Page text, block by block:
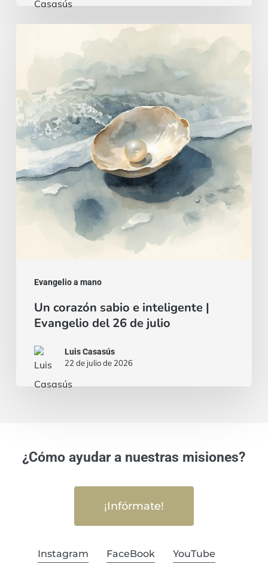
Evangelio a mano
inteligente
|
Evangelio
del
26
Un corazón sabio e inteligente |
Evangelio del 26 de julio
Luis Casasús
22 de julio de 2026
¿Cómo ayudar a nuestras misiones?
¡Infórmate!
Instagram FaceBook YouTube